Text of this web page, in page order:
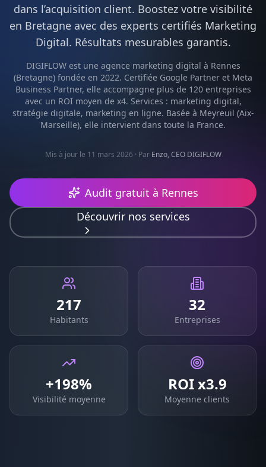
dans l’acquisition client. Boostez votre visibilité
en Bretagne avec des experts certifiés Marketing
Digital. Résultats mesurables garantis.
DIGIFLOW est une agence marketing digital à Rennes
(Bretagne) fondée en 2022. Certifiée Google Partner et Meta
Business Partner, elle accompagne plus de 120 entreprises
avec un ROI moyen de x4. Services : marketing digital,
stratégie digitale, marketing en ligne. Basée à Meyreuil (Aix-
Marseille), elle intervient dans toute la France.
Mis à jour le 11 mars 2026 · Par Enzo, CEO DIGIFLOW
Audit gratuit à Rennes
Découvrir nos services
217
Habitants
32
Entreprises
+198%
Visibilité moyenne
ROI x3.9
Moyenne clients